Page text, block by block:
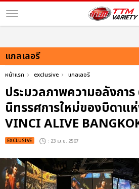
แกลเลอรี
หน้าแรก exclusive แกลเลอรี
ประมวลภาพความอลังการ
นิทรรศการใหม่ของบิดาแ
VINCI ALIVE
EXCLUSIVE : 23 เม.ย. 2567